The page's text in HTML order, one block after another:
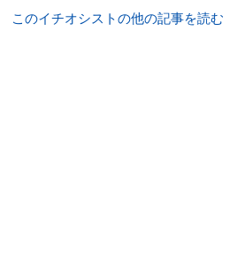
に稼ぐ！』（翔泳社刊） ほか著書多
このイチオシストの他の記事を読む